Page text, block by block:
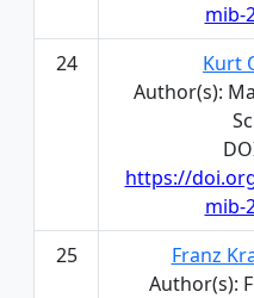
mib-
24
Kurt
Author(s):
https://
mib-
25
Franz
Author(s):